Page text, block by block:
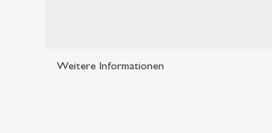
Weitere Informationen